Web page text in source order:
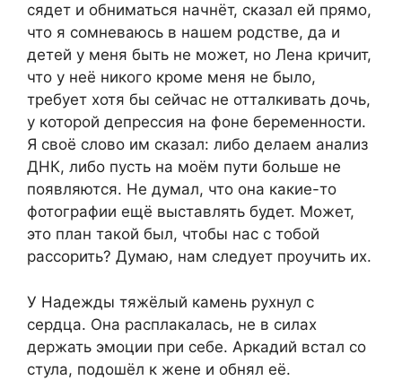
сядет и обниматься начнёт, сказал ей прямо,
что я сомневаюсь в нашем родстве, да и
детей у меня быть не может, но Лена кричит,
что у неё никого кроме меня не было,
требует хотя бы сейчас не отталкивать дочь,
у которой депрессия на фоне беременности.
Я своё слово им сказал: либо делаем анализ
ДНК, либо пусть на моём пути больше не
появляются. Не думал, что она какие-то
фотографии ещё выставлять будет. Может,
это план такой был, чтобы нас с тобой
рассорить? Думаю, нам следует проучить их.
У Надежды тяжёлый камень рухнул с
сердца. Она расплакалась, не в силах
держать эмоции при себе. Аркадий встал со
стула, подошёл к жене и обнял её.